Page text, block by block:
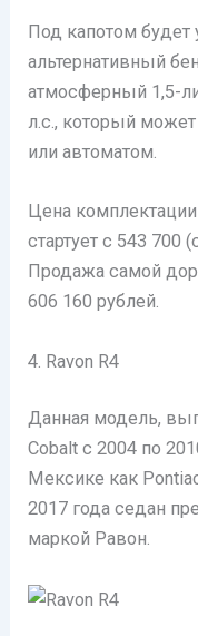
Под капотом будет
альтернативный
атмосферный 1,5-
л.с., который может
или автоматом.
Цена
стартует с 543 700
Продажа самой
606 160 рублей.
4. Ravon R4
Данная модель,
Cobalt с 2004 по
Мексике как
2017 года седан
маркой Равон.